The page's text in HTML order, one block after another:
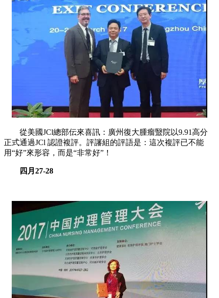
從美國JCl總部伝來喜訊：廣州復大腫瘤毉院以9.91高分
正式通過JCl 認證複評。評讅組的評語是：這次複評已不能
用“好”來形容，而是“非常好”！
四月27-28